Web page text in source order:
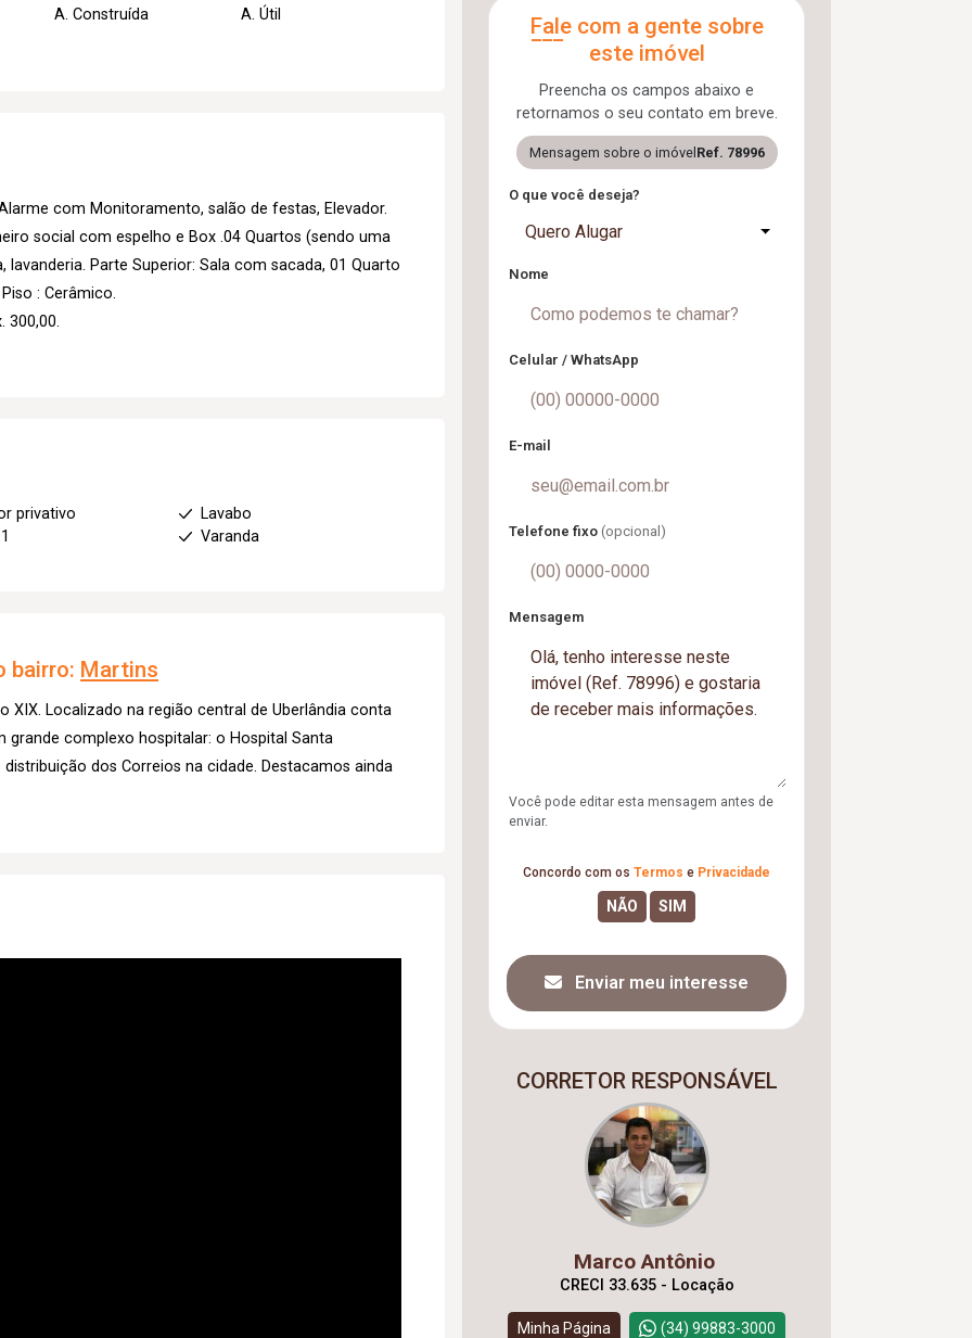
A. Construída A. Útil
com Monitoramento, salão de festas, Elevador.
social com espelho e Box .04 Quartos (sendo uma
Parte Superior: Sala com sacada, 01 Quarto
: Cerâmico.
300,00.
privativo
Lavabo
Varanda
bairro: Martins
XIX. Localizado na região central de Uberlândia conta
grande complexo hospitalar: o Hospital Santa
dos Correios na cidade. Destacamos ainda
Fale com a gente sobre
este imóvel
Preencha os campos abaixo e
retornamos o seu contato em breve.
Mensagem sobre o imóvel Ref. 78996
O que você deseja?
Quero Alugar
Nome
Celular / WhatsApp
E-mail
Telefone fixo (opcional)
Mensagem
Você pode editar esta mensagem antes de
enviar.
Concordo com os Termos e Privacidade
Enviar meu interesse
CORRETOR RESPONSÁVEL
Marco Antônio
CRECI 33.635 - Locação
Minha Página (34) 99883-3000